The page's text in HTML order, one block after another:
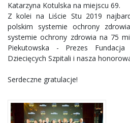
Katarzyna Kotulska na miejscu 69.
Z kolei na Liście Stu 2019
polskim systemie ochrony
systemie ochrony zdrowia na 75
Piekutowska - Prezes
Dziecięcych Szpitali i nasza
Serdeczne gratulacje!